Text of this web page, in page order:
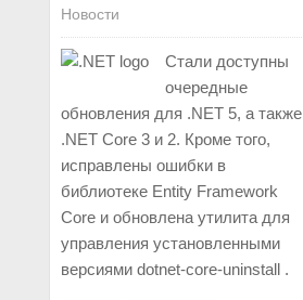
Новости
Стали доступны
очередные
обновления для .NET 5, а также
.NET Core 3 и 2. Кроме того,
исправлены ошибки в
библиотеке Entity Framework
Core и обновлена утилита для
управления установленными
версиями dotnet-core-uninstall .